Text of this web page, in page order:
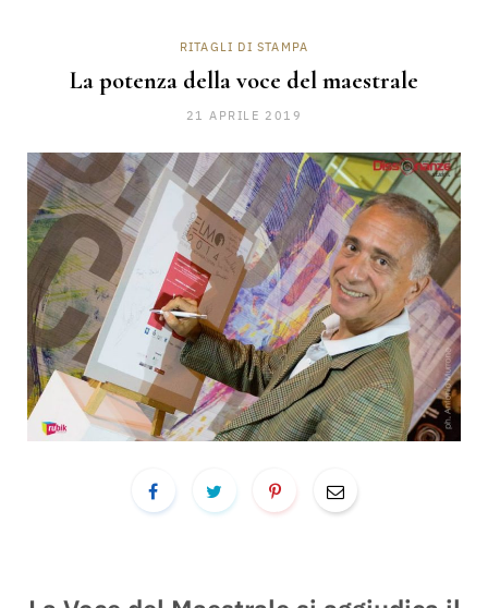
RITAGLI DI STAMPA
La potenza della voce del maestrale
21 APRILE 2019